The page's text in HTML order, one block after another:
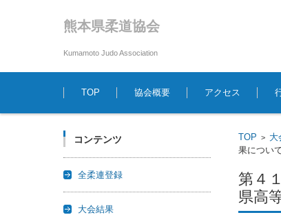
熊本県柔道協会
Kumamoto Judo Association
コンテンツに移動
TOP
協会概要 アクセス
TOP > 大
果につい
第４
県高
コンテンツ
全柔連登録
大会結果